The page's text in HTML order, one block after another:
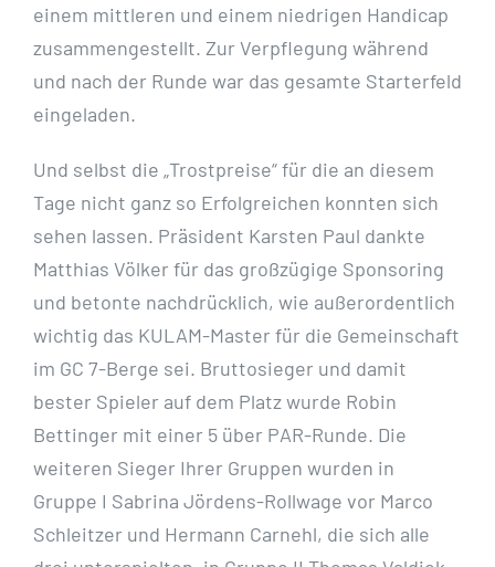
einem mittleren und einem niedrigen Handicap
zusammengestellt. Zur Verpflegung während
und nach der Runde war das gesamte Starterfeld
eingeladen.
Und selbst die „Trostpreise“ für die an diesem
Tage nicht ganz so Erfolgreichen konnten sich
sehen lassen. Präsident Karsten Paul dankte
Matthias Völker für das großzügige Sponsoring
und betonte nachdrücklich, wie außerordentlich
wichtig das KULAM-Master für die Gemeinschaft
im GC 7-Berge sei. Bruttosieger und damit
bester Spieler auf dem Platz wurde Robin
Bettinger mit einer 5 über PAR-Runde. Die
weiteren Sieger Ihrer Gruppen wurden in
Gruppe I Sabrina Jördens-Rollwage vor Marco
Schleitzer und Hermann Carnehl, die sich alle